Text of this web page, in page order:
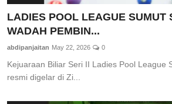
LADIES POOL LEAGUE SUMUT
WADAH PEMBIN...
abdipanjaitan May 22, 2026 0
Kejuaraan Biliar Seri II Ladies Pool League
resmi digelar di Zi...